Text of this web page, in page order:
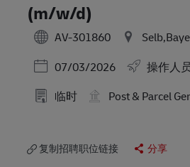
(m/w/d)
AV-301860
Posted Date
07/03/2026 操作人员
临时
Post & Parcel
复制招聘职位链接 分享